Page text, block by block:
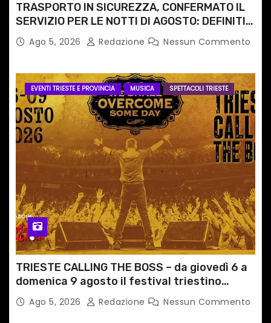
TRASPORTO IN SICUREZZA, CONFERMATO IL
SERVIZIO PER LE NOTTI DI AGOSTO: DEFINITI
PERCORSI, FERMATE E ORARIO
Ago 5, 2026 Redazione Nessun Commento
EVENTI TRIESTE E PROVINCIA MUSICA SPETTACOLI TRIESTE
TRIESTE CALLING THE BOSS – da giovedì 6 a
domenica 9 agosto il festival triestino
dedicato a Springsteen
Ago 5, 2026 Redazione Nessun Commento